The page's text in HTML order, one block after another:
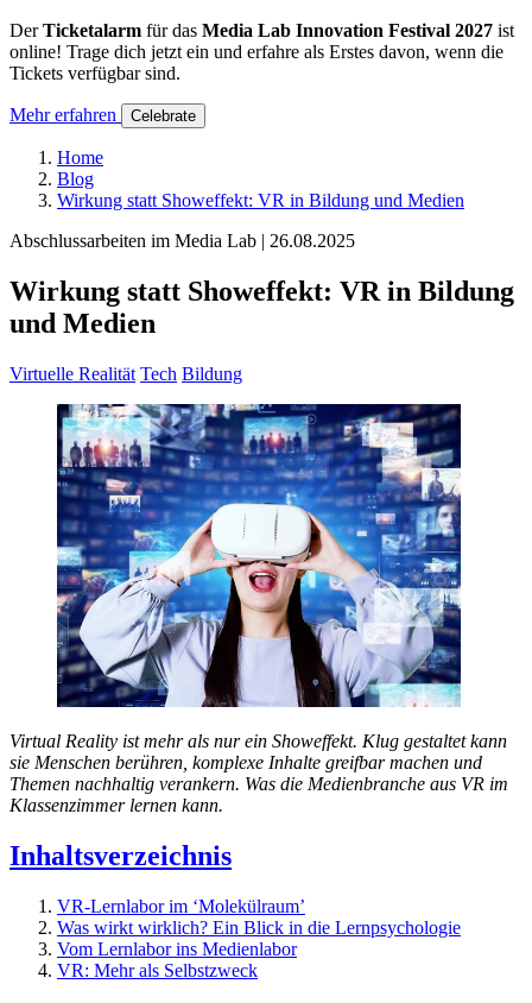
DerTicketalarm für das Media Lab Innovation Festival 2027 ist
online! Trage dich jetzt ein und erfahre als Erstes davon, wenn die
Tickets verfügbar sind.
Mehr erfahren Celebrate
Home
Blog
Wirkung statt Showeffekt: VR in Bildung und Medien
Abschlussarbeiten im Media Lab | 26.08.2025
Wirkung statt Showeffekt: VR in Bildung
und Medien
Virtuelle Realität Tech Bildung
Virtual Reality ist mehr als nur ein Showeffekt. Klug gestaltet kann
sie Menschen berühren, komplexe Inhalte greifbar machen und
Themen nachhaltig verankern. Was die Medienbranche aus VR im
Klassenzimmer lernen kann.
Inhaltsverzeichnis
VR-Lernlabor im ‘Molekülraum’
Was wirkt wirklich? Ein Blick in die Lernpsychologie
Vom Lernlabor ins Medienlabor
VR: Mehr als Selbstzweck